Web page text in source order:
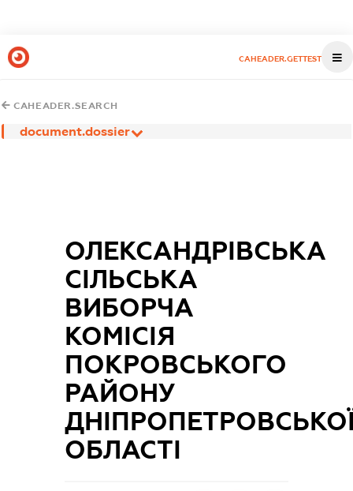
CAHEADER.GETTEST
CAHEADER.SEARCH
document.dossier
ОЛЕКСАНДРІВСЬКА
СІЛЬСЬКА
ВИБОРЧА
КОМІСІЯ
ПОКРОВСЬКОГО
РАЙОНУ
ОБЛАСТІ